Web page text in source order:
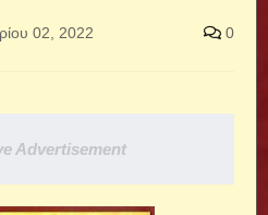
02, 2022 0
Advertisement